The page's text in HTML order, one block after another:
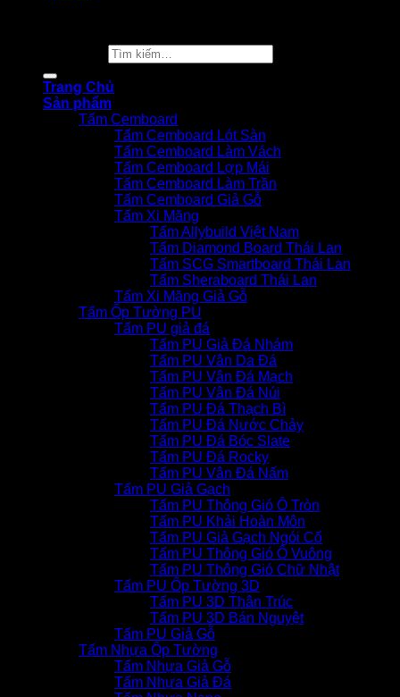
Trang Chủ
Sản phẩm
Tấm Cemboard
Tấm Cemboard Lót Sàn
Tấm Cemboard Làm Vách
Tấm Cemboard Lợp Mái
Tấm Cemboard Làm Trần
Tấm Cemboard Giả Gỗ
Tấm Xi Măng
Tấm Allybuild Việt Nam
Tấm Diamond Board Thái Lan
Tấm SCG Smartboard Thái Lan
Tấm Sheraboard Thái Lan
Tấm Xi Măng Giả Gỗ
Tấm Ốp Tường PU
Tấm PU giả đá
Tấm PU Giả Đá Nhám
Tấm PU Vân Da Đá
Tấm PU Vân Đá Mạch
Tấm PU Vân Đá Núi
Tấm PU Đá Thạch Bì
Tấm PU Đá Nước Chảy
Tấm PU Đá Bóc Slate
Tấm PU Đá Rocky
Tấm PU Vân Đá Nấm
Tấm PU Giả Gạch
Tấm PU Thông Gió Ô Tròn
Tấm PU Khải Hoàn Môn
Tấm PU Giả Gạch Ngói Cổ
Tấm PU Thông Gió Ô Vuông
Tấm PU Thông Gió Chữ Nhật
Tấm PU Ốp Tường 3D
Tấm PU 3D Thân Trúc
Tấm PU 3D Bán Nguyệt
Tấm PU Giả Gỗ
Tấm Nhựa Ốp Tường
Tấm Nhựa Giả Gỗ
Tấm Nhựa Giả Đá